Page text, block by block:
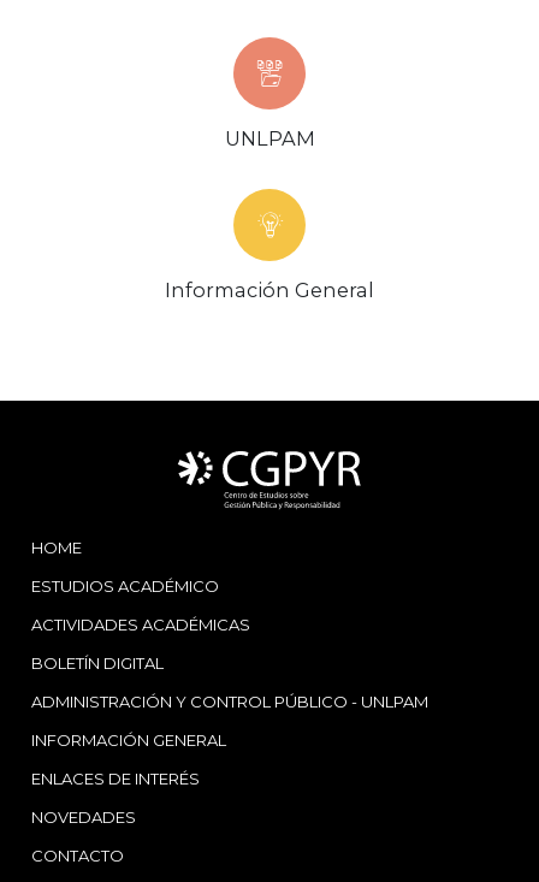
UNLPAM
Información General
HOME
ESTUDIOS ACADÉMICO
ACTIVIDADES ACADÉMICAS
BOLETÍN DIGITAL
ADMINISTRACIÓN Y CONTROL PÚBLICO - UNLPAM
INFORMACIÓN GENERAL
ENLACES DE INTERÉS
NOVEDADES
CONTACTO